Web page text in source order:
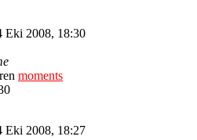
Eki 2008, 18:30
moments
Eki 2008, 18:27